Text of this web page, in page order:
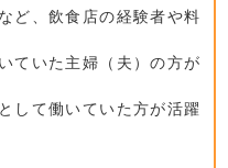
ど、飲食店の経験者や料
ていた主婦（夫）の方が
して働いていた方が活躍